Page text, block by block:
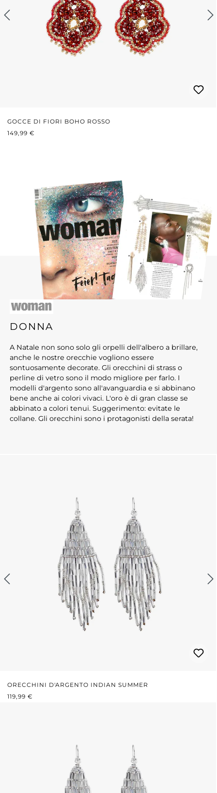
GOCCE DI FIORI BOHO ROSSO
PREZZO NORMALE:
149,99 €
DONNA
A Natale non sono solo gli orpelli dell'albero a brillare,
anche le nostre orecchie vogliono essere
sontuosamente decorate. Gli orecchini di strass o
perline di vetro sono il modo migliore per farlo. I
modelli d'argento sono all'avanguardia e si abbinano
bene anche ai colori vivaci. L'oro è di gran classe se
abbinato a colori tenui. Suggerimento: evitate le
collane. Gli orecchini sono i protagonisti della serata!
ORECCHINI D'ARGENTO INDIAN SUMMER
PREZZO NORMALE:
119,99 €